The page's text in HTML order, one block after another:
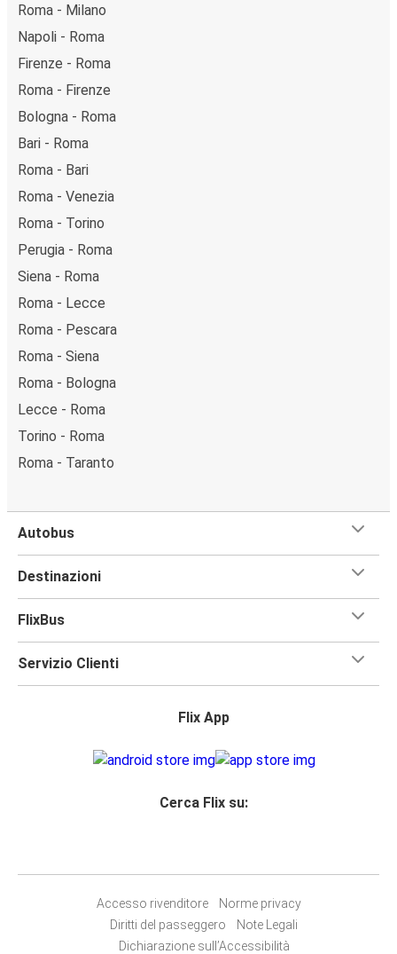
Roma - Milano
Napoli - Roma
Firenze - Roma
Roma - Firenze
Bologna - Roma
Bari - Roma
Roma - Bari
Roma - Venezia
Roma - Torino
Perugia - Roma
Siena - Roma
Roma - Lecce
Roma - Pescara
Roma - Siena
Roma - Bologna
Lecce - Roma
Torino - Roma
Roma - Taranto
Autobus
Destinazioni
FlixBus
Servizio Clienti
Flix App
Cerca Flix su:
Accesso rivenditore
Norme privacy
Diritti del passeggero
Note Legali
Dichiarazione sull’Accessibilità